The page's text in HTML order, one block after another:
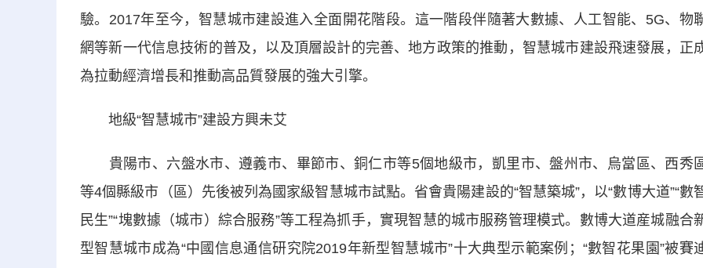
驗。2017年至今，智慧城市建設進入全面開花階段。這一階段伴隨著大數據、人工智能、5G、物
網等新一代信息技術的普及，以及頂層設計的完善、地方政策的推動，智慧城市建設飛速發展，正
為拉動經濟增長和推動高品質發展的強大引擎。
地級“智慧城市”建設方興未艾
貴陽市、六盤水市、遵義市、畢節市、銅仁市等5個地級市，凱里市、盤州市、烏當區、西秀
等4個縣級市（區）先後被列為國家級智慧城市試點。省會貴陽建設的“智慧築城”，以“數博大道”“數
民生”“塊數據（城市）綜合服務”等工程為抓手，實現智慧的城市服務管理模式。數博大道産城融合
型智慧城市成為“中國信息通信研究院2019年新型智慧城市”十大典型示範案例；“數智花果園”被賽